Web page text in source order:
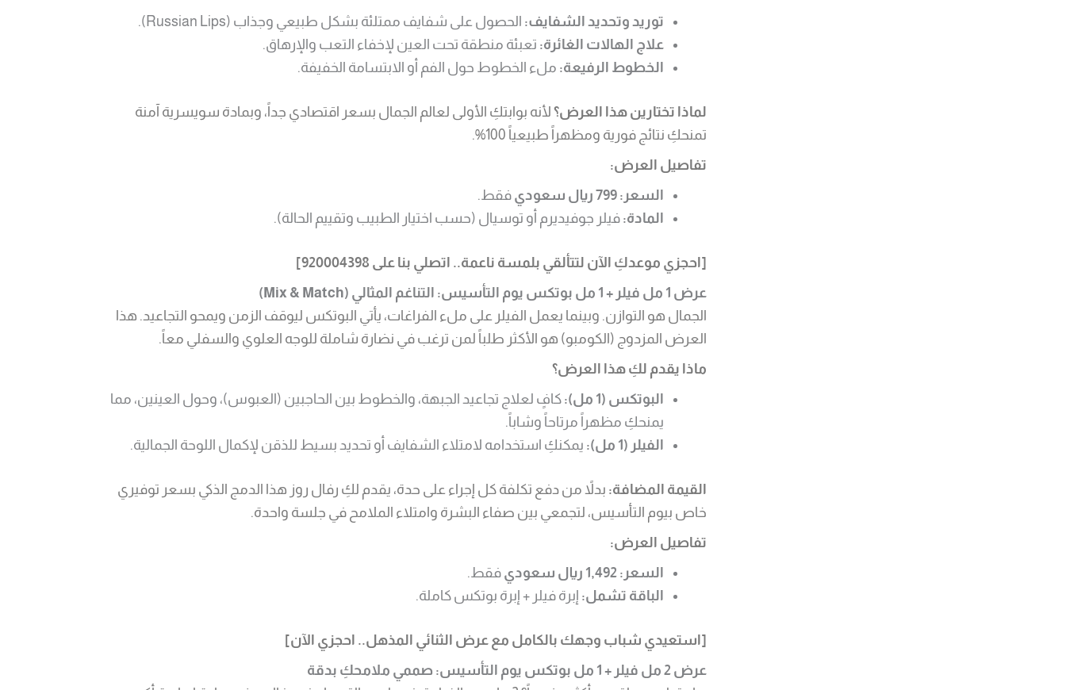
توريد وتحديد الشفايف: الحصول على شفايف ممتلئة بشكل طبيعي وجذاب (Russian Lips).
علاج الهالات الغائرة: تعبئة منطقة تحت العين لإخفاء التعب والإرهاق.
الخطوط الرفيعة: ملء الخطوط حول الفم أو الابتسامة الخفيفة.
لماذا تختارين هذا العرض؟لأنه بوابتكِ الأولى لعالم الجمال بسعر اقتصادي جداً، وبمادة سويسرية آمنة
تمنحكِ نتائج فورية ومظهراً طبيعياً 100%.
تفاصيل العرض:
السعر: 799 ريال سعودي
فقط.
المادة: فيلر جوفيديرم أو توسيال (حسب اختيار الطبيب وتقييم الحالة).
[احجزي موعدكِ الآن لتتألقي بلمسة ناعمة.. اتصلي بنا على 920004398]
عرض 1 مل فيلر + 1 مل بوتكس يوم التأسيس: التناغم المثالي (Mix & Match)
الجمال هو التوازن. وبينما يعمل الفيلر على ملء الفراغات، يأتي البوتكس ليوقف الزمن ويمحو التجاعيد. هذا
العرض المزدوج (الكومبو) هو الأكثر طلباً لمن ترغب في نضارة شاملة للوجه العلوي والسفلي معاً.
ماذا يقدم لكِ هذا العرض؟
البوتكس (1 مل):
كافٍ لعلاج تجاعيد الجبهة، والخطوط بين الحاجبين (العبوس)، وحول العينين، مما
يمنحكِ مظهراً مرتاحاً وشاباً.
الفيلر (1 مل):
يمكنكِ استخدامه لامتلاء الشفايف أو تحديد بسيط للذقن لإكمال اللوحة الجمالية.
القيمة المضافة: بدلاً من دفع تكلفة كل إجراء على حدة، يقدم لكِ رفال روز هذا الدمج الذكي بسعر توفيري
خاص بيوم التأسيس، لتجمعي بين صفاء البشرة وامتلاء الملامح في جلسة واحدة.
تفاصيل العرض:
السعر: 1,492 ريال سعودي
فقط.
الباقة تشمل: إبرة فيلر + إبرة بوتكس كاملة.
[استعيدي شباب وجهك بالكامل مع عرض الثنائي المذهل.. احجزي الآن]
عرض 2 مل فيلر + 1 مل بوتكس يوم التأسيس: صممي ملامحكِ بدقة